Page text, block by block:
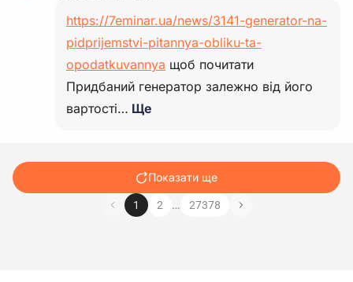
https://7eminar.ua/news/3141-generator-na-
pidprijemstvi-pitannya-obliku-ta-
opodatkuvannya щоб почитати
Придбаний генератор залежно від його
вартості… Ще
Показати ще
1 2 … 27378